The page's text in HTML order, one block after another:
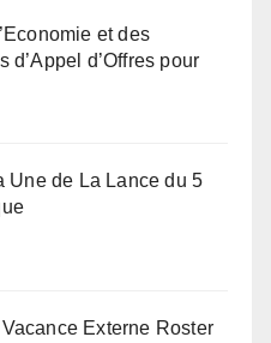
et des
d’Appel d’Offres pour
Une de La Lance du 5
Externe Roster